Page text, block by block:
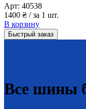
Арт: 40538
1400 ₴ / за 1 шт.
В корзину
Быстрый заказ
Все шины